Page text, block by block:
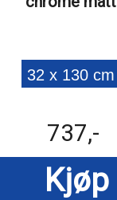
32 x 130 cm
737,-
Kjøp